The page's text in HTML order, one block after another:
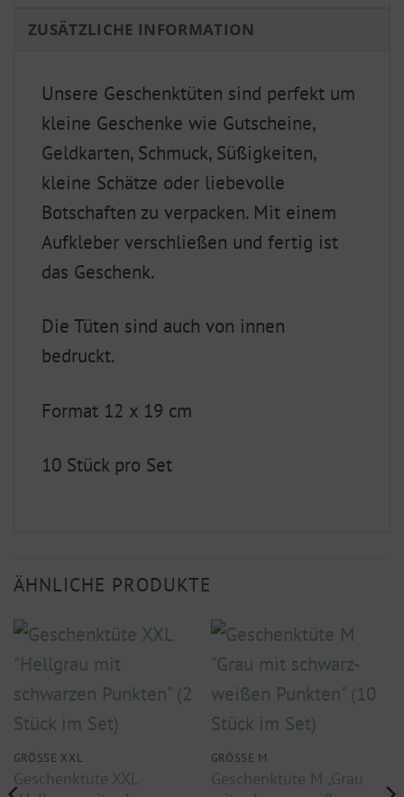
ZUSÄTZLICHE INFORMATION
Unsere Geschenktüten sind perfekt um
kleine Geschenke wie Gutscheine,
Geldkarten, Schmuck, Süßigkeiten,
kleine Schätze oder liebevolle
Botschaften zu verpacken. Mit einem
Aufkleber verschließen und fertig ist
das Geschenk.
Die Tüten sind auch von innen
bedruckt.
Format 12 x 19 cm
10 Stück pro Set
ÄHNLICHE PRODUKTE
GRÖSSE XXL
Geschenktüte XXL
GRÖSSE M
Geschenktüte M „Grau